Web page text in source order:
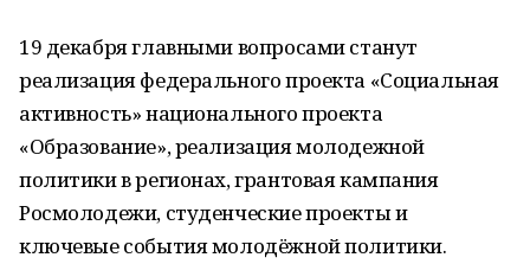
19 декабря главными вопросами станут
реализация федерального проекта «Социальная
активность» национального проекта
«Образование», реализация молодежной
политики в регионах, грантовая кампания
Росмолодежи, студенческие проекты и
ключевые события молодёжной политики.